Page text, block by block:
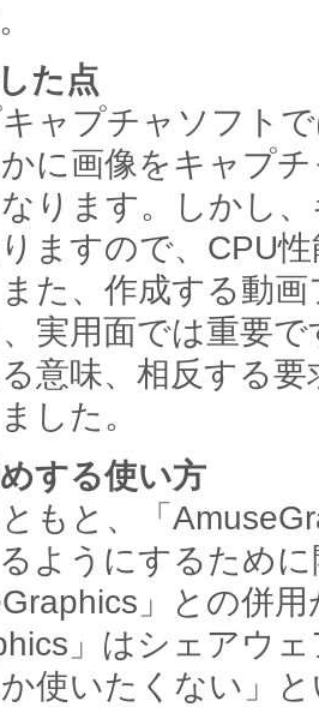
た点
ャプチャソフト
に画像をキャプ
ります。しかし
ますので、CPU
た、作成する動
実用面では重要
意味、相反する
した。
する使い方
もと、「
ようにするため
」との併
」はシェアウ
使いたくない」